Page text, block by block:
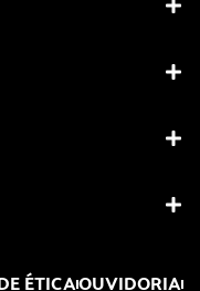
ÉTICAOUVIDORIA